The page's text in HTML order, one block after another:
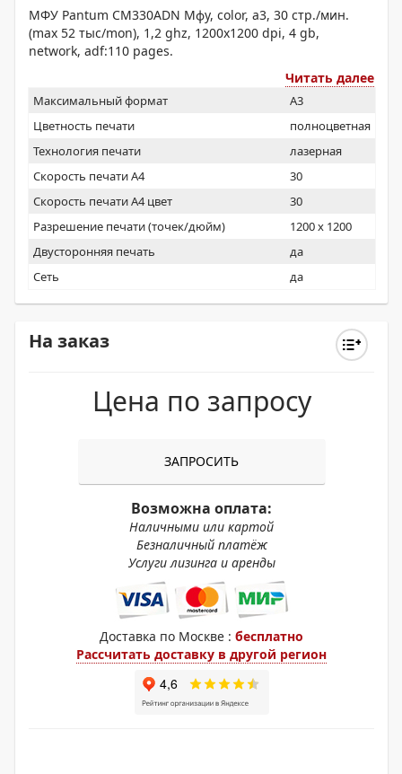
МФУ Pantum CM330ADN Мфу, color, а3, 30 стр./мин.
(max 52 тыс/mon), 1,2 ghz, 1200х1200 dpi, 4 gb,
network, adf:110 pages.
Читать далее
Максимальный формат
A3
Цветность печати
полноцветная
Технология печати
лазерная
Скорость печати А4
30
Скорость печати А4 цвет
30
Разрешение печати (точек/дюйм)
1200 x 1200
Двусторонняя печать
да
Сеть
да
На заказ
Цена по запросу
ЗАПРОСИТЬ
Возможна оплата:
Наличными или картой
Безналичный платёж
Услуги лизинга и аренды
Доставка по Москве : бесплатно
Рассчитать доставку в другой регион